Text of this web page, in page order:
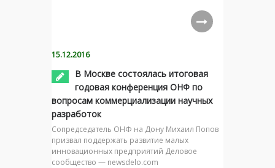
15.12.2016
В Москве состоялась итоговая
годовая конференция ОНФ по
вопросам коммерциализации научных
разработок
Сопредседатель ОНФ на Дону Михаил Попов
призвал поддержать развитие малых
инновационных предприятий Деловое
сообщество — newsdelo.com